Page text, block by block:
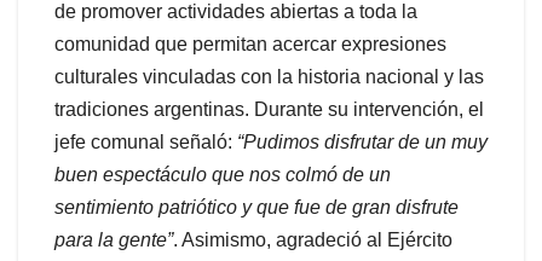
de promover actividades abiertas a toda la
comunidad que permitan acercar expresiones
culturales vinculadas con la historia nacional y las
tradiciones argentinas. Durante su intervención, el
jefe comunal señaló: “Pudimos disfrutar de un muy
buen espectáculo que nos colmó de un
sentimiento patriótico y que fue de gran disfrute
para la gente”. Asimismo, agradeció al Ejército